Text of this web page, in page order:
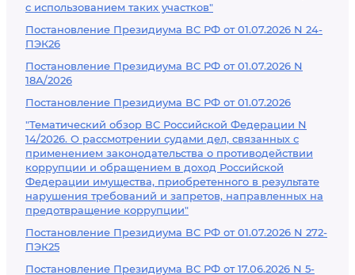
с использованием таких участков"
Постановление Президиума ВС РФ от 01.07.2026 N 24-
ПЭК26
Постановление Президиума ВС РФ от 01.07.2026 N
18А/2026
Постановление Президиума ВС РФ от 01.07.2026
"Тематический обзор ВС Российской Федерации N
14/2026. О рассмотрении судами дел, связанных с
применением законодательства о противодействии
коррупции и обращением в доход Российской
Федерации имущества, приобретенного в результате
нарушения требований и запретов, направленных на
предотвращение коррупции"
Постановление Президиума ВС РФ от 01.07.2026 N 272-
ПЭК25
Постановление Президиума ВС РФ от 17.06.2026 N 5-